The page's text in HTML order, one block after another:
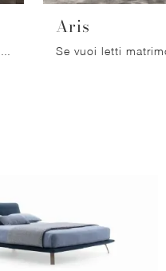
Aris